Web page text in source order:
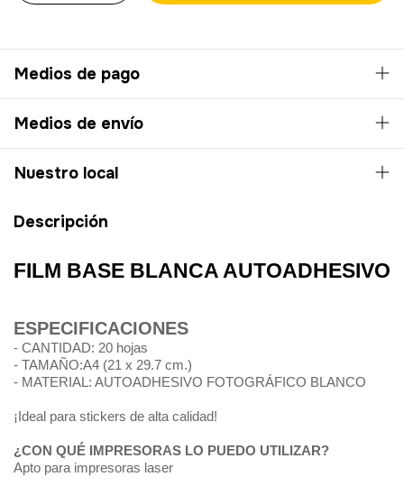
Medios de pago
Medios de envío
Nuestro local
Descripción
FILM BASE BLANCA AUTOADHESIVO
ESPECIFICACIONES
- CANTIDAD: 20 hojas
- TAMAÑO:A4 (21 x 29.7 cm.)
- MATERIAL: AUTOADHESIVO FOTOGRÁFICO BLANCO
¡Ideal para stickers de alta calidad!
¿CON QUÉ IMPRESORAS LO PUEDO UTILIZAR?
Apto para impresoras laser